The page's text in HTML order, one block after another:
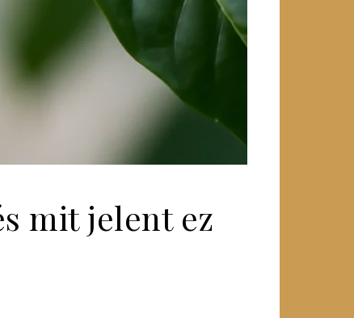
mit jelent ez